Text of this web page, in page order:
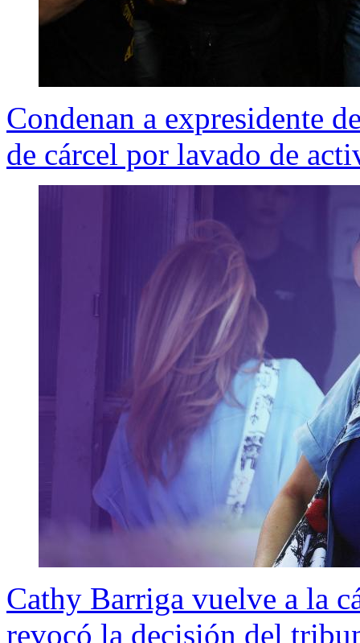
Condenan a expresidente
de cárcel por lavado de
Cathy Barriga vuelve a la
revocó la decisión del